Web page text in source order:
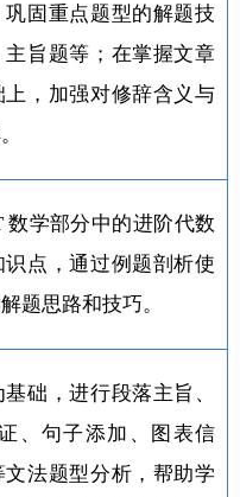
巩固重点题型的解题技
旨题等；在掌握文章
，加强对修辞含义与
数学部分中的进阶代数
识点，通过例题剖析使
题思路和技巧。
础，进行段落主旨、
、句子添加、图表信
法题型分析，帮助学